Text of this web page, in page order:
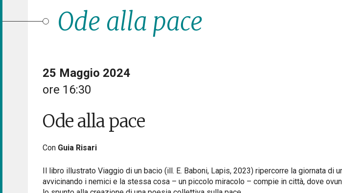
Ode alla pace
25 Maggio 2024
ore 16:30
Ode alla pace
Con Guia Risari
Il libro illustrato Viaggio di un bacio (ill. E. Baboni, Lapis, 2023) ripercorre la giornata
avvicinando i nemici e la stessa cosa – un piccolo miracolo – compie in città, dove